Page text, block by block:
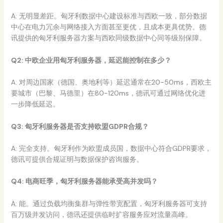
A: 无明显差距。匈牙利数据中心建设标准与西欧一致，部分数据
中心在电力冗余与网络接入方面甚至更优，且成本更具优势。德
讯提供的匈牙利服务器方案与西欧同级数据中心同等级别保障。
Q2: 中欧企业用匈牙利服务器，延迟能控制在多少？
A: 对周边国家（德国、奥地利等）延迟通常在20-50ms，西欧主
要城市（巴黎、马德里）在80-120ms，德讯可通过网络优化进
一步降低延迟。
Q3: 匈牙利服务器是否支持欧盟GDPR合规？
A: 完全支持。匈牙利作为欧盟成员国，数据中心符合GDPR要求，
德讯可提供合规证明与数据保护咨询服务。
Q4: 电商旺季，匈牙利服务器能承受高并发吗？
A: 能。通过负载均衡集群与弹性带宽配置，匈牙利服务器可支持
百万级并发访问，德讯还提供临时扩容服务应对流量高峰。